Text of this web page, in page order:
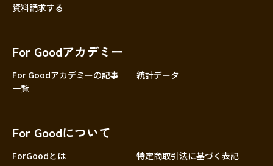
資料請求する
For Goodアカデミー
For Goodアカデミーの記事
一覧
統計データ
For Goodについて
ForGoodとは
特定商取引法に基づく表記